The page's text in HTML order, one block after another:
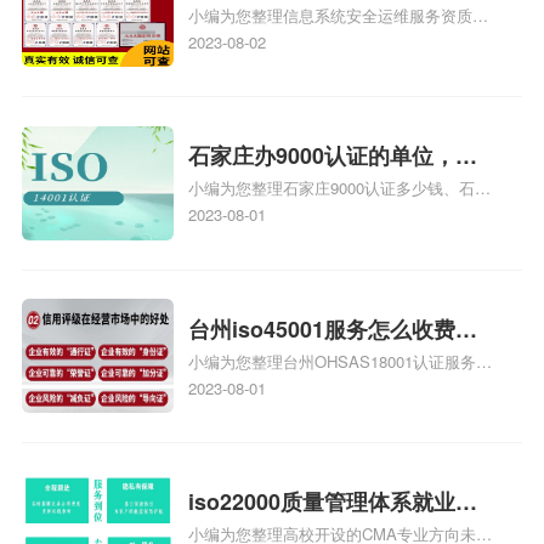
级费用，信息系统安全运维服
务资质二级
小编为您整理信息系统安全运维服务资质认
证证书机构有哪些、安全运维服务资质的费
体系认证知识，详情可查看下方正文！
2023-08-02
石家庄办9000认证的单位，石
家庄9000认证的公司
小编为您整理石家庄9000认证多少钱、石家
庄9000认证价格多少钱、石家庄9000认证
2023-08-01
台州iso45001服务怎么收费，
台州iso45001认证服务怎么收
费
小编为您整理台州OHSAS18001认证服务中
心哪家收费便宜、台州ISO9000认证，哪个
标准是什么相关iso体系认证知识，详情可
查看下方正文！
2023-08-01
iso22000质量管理体系就业方
小编为您整理高校开设的CMA专业方向未来